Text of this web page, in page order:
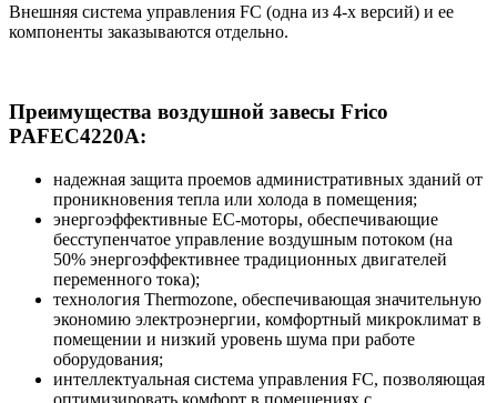
Внешняя система управления FC (одна из 4-х версий) и ее
компоненты заказываются отдельно.
Преимущества воздушной завесы Frico
PAFEC4220A:
надежная защита проемов административных зданий от
проникновения тепла или холода в помещения;
энергоэффективные EC-моторы, обеспечивающие
бесступенчатое управление воздушным потоком (на
50% энергоэффективнее традиционных двигателей
переменного тока);
технология Thermozone, обеспечивающая значительную
экономию электроэнергии, комфортный микроклимат в
помещении и низкий уровень шума при работе
оборудования;
интеллектуальная система управления FC, позволяющая